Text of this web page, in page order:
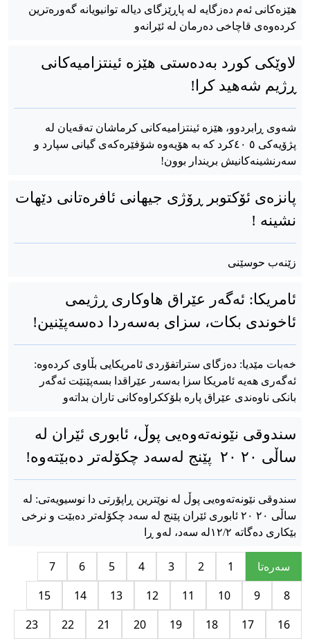
هێزەکانی ئەم دەزگایە لە پاڕێزگای دیالە توانیویانە گەورەترین
کردەوەی قاچاخی دەرمان لە ئێرانەو
لاوێکی کورد بەدەستی هێزە ئینتزامیەکانی
ڕژیم شەهید کرا!
شەوی ڕابردوو، هێزە ئینتزامیەکانی کرماشان تەقەیان لە
پژۆیەکی ٤٠ ٥کرد کە بە هۆیەوە شۆفێرەکەی گیانی سپارد و
سەرنشینەکانیش بریندار بوون!
پانزەی ئۆکتوبر ڕۆژی جیهانی ئافرەتانی دێهات
نشینە !
زێنەب حوسێنی
ئامریکا: ئەگەر عێراق هاوکاری ڕژیمی
ئاخوندی بکات، سزای بەسەردا دەسەپێنین!
خەبات مێدیا: دەزگای ستراتفۆردی ئامریکایی بڵاوی کردەوە:
ئەگەری هەیە ئامریکا سزا بەسەر عێراقدا بسەپێنێت ئەگەر
بانکی ناوەندی عێراق پارە بلۆککراوەکانی تاران بداتەو
سندوقی نێونەتەوەیی پوڵ، ئابوری ئێران لە
ساڵی ٢٠ ٢٠ پێنج لەسەد چکۆلەتر دەبێتەوە!
سندوقی نێونەتەوەیی پوڵ لە نوێترین ڕاپۆرتی دا نوسیویەتی: لە
ساڵی ٢٠ ٢٠ ئابوری ئێران پێنج لە سەد چکۆلەتر دەبێت و نرخی
بێکاری دەگاتە ١٢/٢لە سەد، لەو ڕا
سه‌ره‌تا 1
2
3
4
5
6
7
8
9
10
11
12
13
14
15
16
17
18
19
20
21
22
23